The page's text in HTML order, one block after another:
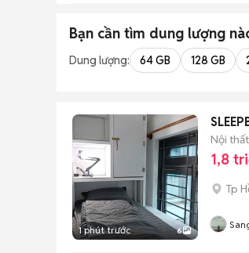
Bạn cần tìm dung lượng
Dung lượng: 64 GB 128 GB
1 phút trước 6
Nội
1,8
Tp